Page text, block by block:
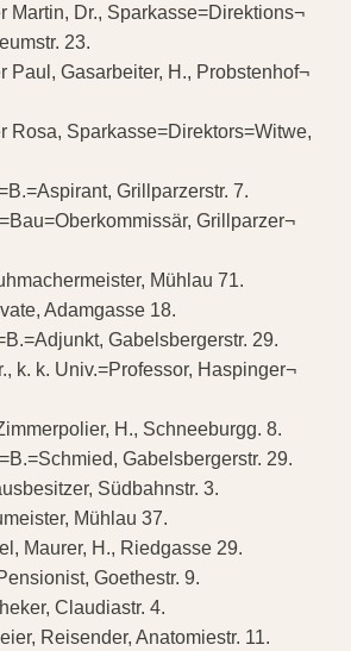
Martin, Dr., Sparkasse=Direktions¬
23.
Paul, Gasarbeiter, H., Probstenhof¬
Rosa, Sparkasse=Direktors=Witwe,
Grillparzerstr. 7.
Grillparzer¬
Mühlau 71.
Adamgasse 18.
Gabelsbergerstr. 29.
k. k. Univ.=Professor, Haspinger¬
H., Schneeburgg. 8.
Gabelsbergerstr. 29.
Südbahnstr. 3.
Mühlau 37.
Maurer, H., Riedgasse 29.
Goethestr. 9.
Claudiastr. 4.
Reisender, Anatomiestr. 11.